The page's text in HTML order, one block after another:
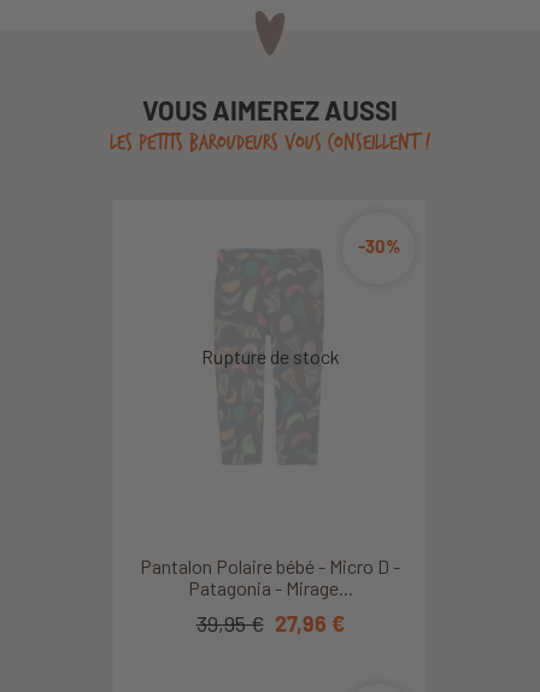
VOUS AIMEREZ AUSSI
LES PETITS BAROUDEURS VOUS CONSEILLENT !
Pantalon Polaire bébé - Micro D -
Patagonia - Mirage...
-30%
39,95 € 27,96 €